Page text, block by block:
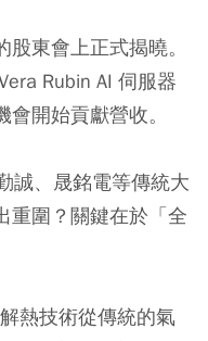
東會上正式揭曉。
Rubin AI 伺服器
開始貢獻營收。
誠、晟銘電等傳統大
重圍？關鍵在於「全
熱技術從傳統的氣